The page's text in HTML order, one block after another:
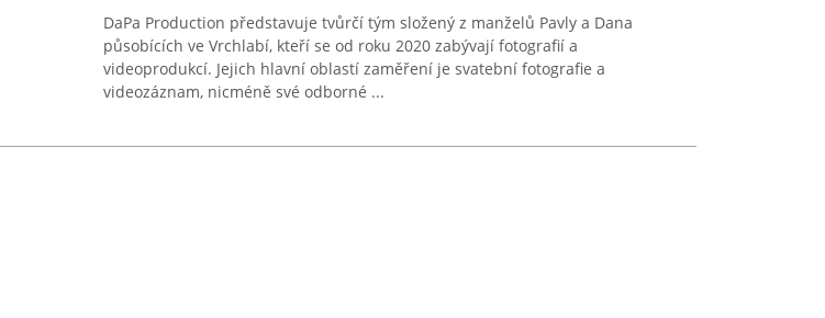
DaPa Production představuje tvůrčí tým složený z manželů Pavly a Dana
působících ve Vrchlabí, kteří se od roku 2020 zabývají fotografií a
videoprodukcí. Jejich hlavní oblastí zaměření je svatební fotografie a
videozáznam, nicméně své odborné ...